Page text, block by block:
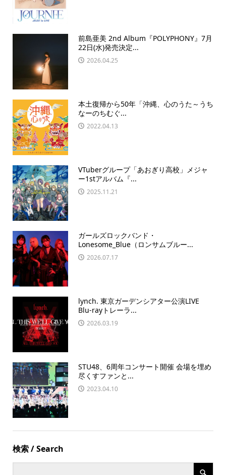
前島亜美 2nd Album『POLYPHONY』7月
22日(水)発売決定...
2026.04.25
本土復帰から50年「沖縄、心のうた～うち
なーのちむぐ...
2022.04.13
VTuberグループ「あおぎり高校」メジャ
ー1stアルバム『...
2025.11.21
ガールズロックバンド・
Lonesome_Blue（ロンサムブルー...
2026.07.17
lynch. 東京ガーデンシアター公演LIVE
Blu-rayトレーラ...
2026.03.19
STU48、6周年コンサート開催 会場を埋め
尽くすファンと...
2023.04.10
検索 / Search